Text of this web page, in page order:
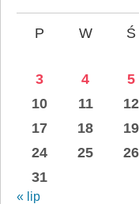
P W Ś
3
4 5
10
11 12
17
18 19
24
25 26
31
« lip